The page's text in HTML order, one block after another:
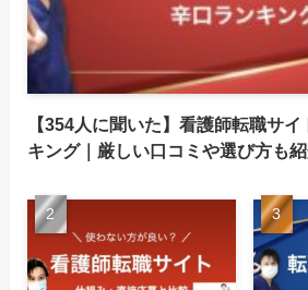
【354人に聞いた】看護師転職サ
キング｜厳しい口コミや選び方も紹